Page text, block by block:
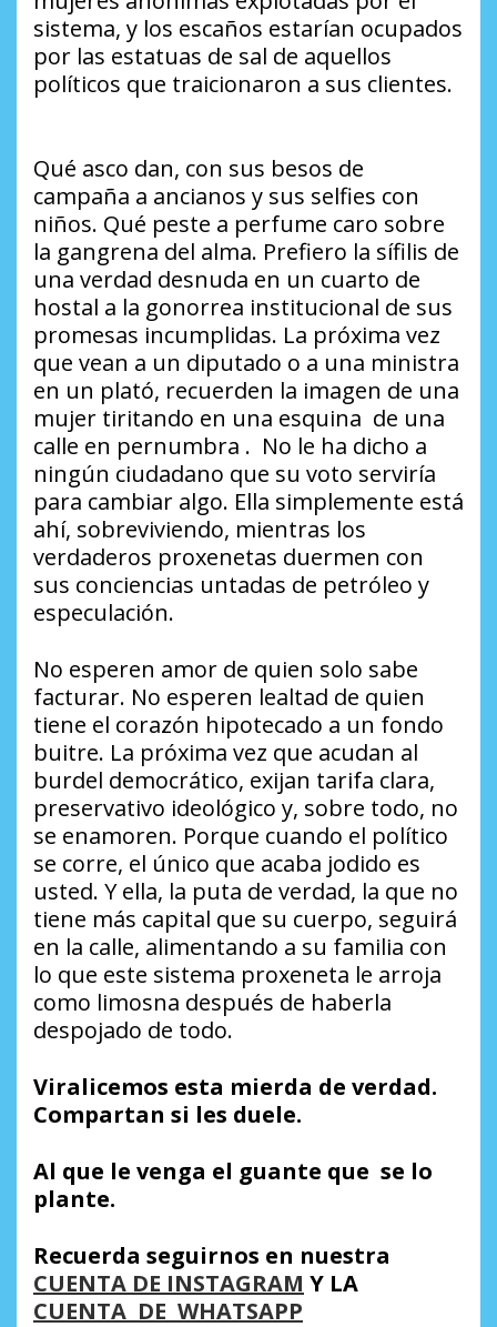
sistema, y los escaños estarían ocupados
por las estatuas de sal de aquellos
políticos que traicionaron a sus clientes.
Qué asco dan, con sus besos de
campaña a ancianos y sus selfies con
niños. Qué peste a perfume caro sobre
la gangrena del alma. Prefiero la sífilis de
una verdad desnuda en un cuarto de
hostal a la gonorrea institucional de sus
promesas incumplidas. La próxima vez
que vean a un diputado o a una ministra
en un plató, recuerden la imagen de una
mujer tiritando en una esquina de una
calle en pernumbra . No le ha dicho a
ningún ciudadano que su voto serviría
para cambiar algo. Ella simplemente está
ahí, sobreviviendo, mientras los
verdaderos proxenetas duermen con
sus conciencias untadas de petróleo y
especulación.
No esperen amor de quien solo sabe
facturar. No esperen lealtad de quien
tiene el corazón hipotecado a un fondo
buitre. La próxima vez que acudan al
burdel democrático, exijan tarifa clara,
preservativo ideológico y, sobre todo, no
se enamoren. Porque cuando el político
se corre, el único que acaba jodido es
usted. Y ella, la puta de verdad, la que no
tiene más capital que su cuerpo, seguirá
en la calle, alimentando a su familia con
lo que este sistema proxeneta le arroja
como limosna después de haberla
despojado de todo.
Viralicemos esta mierda de verdad.
Compartan si les duele.
Al que le venga el guante que se lo
plante.
Recuerda seguirnos en nuestra
CUENTA DE INSTAGRAM Y LA
CUENTA DE WHATSAPP